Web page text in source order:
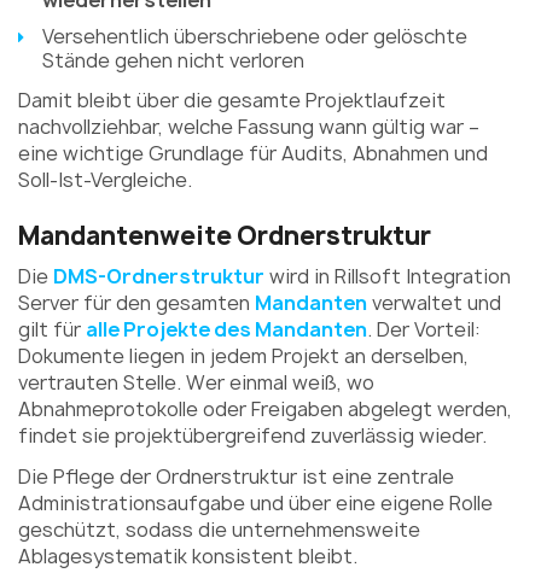
Versehentlich überschriebene oder gelöschte
Stände gehen nicht verloren
Damit bleibt über die gesamte Projektlaufzeit
nachvollziehbar, welche Fassung wann gültig war –
eine wichtige Grundlage für Audits, Abnahmen und
Soll-Ist-Vergleiche.
Mandantenweite Ordnerstruktur
Die DMS-Ordnerstruktur wird in Rillsoft Integration
Server für den gesamten Mandantenverwaltet und
gilt für alle Projekte des Mandanten. Der Vorteil:
Dokumente liegen in jedem Projekt an derselben,
vertrauten Stelle. Wer einmal weiß, wo
Abnahmeprotokolle oder Freigaben abgelegt werden,
findet sie projektübergreifend zuverlässig wieder.
Die Pflege der Ordnerstruktur ist eine zentrale
Administrationsaufgabe und über eine eigene Rolle
geschützt, sodass die unternehmensweite
Ablagesystematik konsistent bleibt.